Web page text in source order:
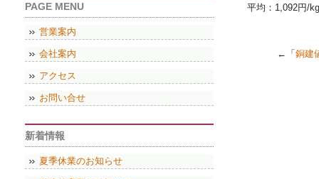
平均：1,092円/kg
←「 銅建
PAGE MENU
営業案内
会社案内
アクセス
お問い合せ
新着情報
夏季休業のお知らせ